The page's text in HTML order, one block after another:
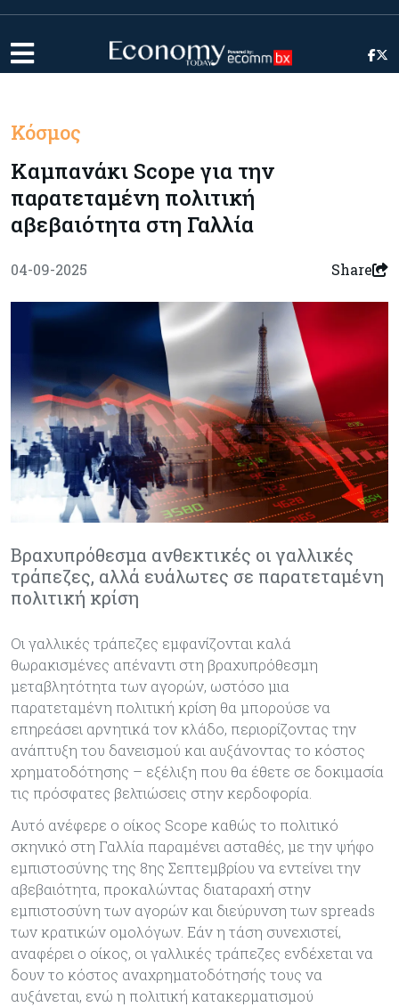
Κόσμος
Καμπανάκι Scope για την
παρατεταμένη πολιτική
αβεβαιότητα στη Γαλλία
04-09-2025 Share
Βραχυπρόθεσμα ανθεκτικές οι γαλλικές
τράπεζες, αλλά ευάλωτες σε παρατεταμένη
πολιτική κρίση
Οι γαλλικές τράπεζες εμφανίζονται καλά
θωρακισμένες απέναντι στη βραχυπρόθεσμη
μεταβλητότητα των αγορών, ωστόσο μια
παρατεταμένη πολιτική κρίση θα μπορούσε να
επηρεάσει αρνητικά τον κλάδο, περιορίζοντας την
ανάπτυξη του δανεισμού και αυξάνοντας το κόστος
χρηματοδότησης – εξέλιξη που θα έθετε σε δοκιμασία
τις πρόσφατες βελτιώσεις στην κερδοφορία.
Αυτό ανέφερε ο οίκος Scope καθώς το πολιτικό
σκηνικό στη Γαλλία παραμένει ασταθές, με την ψήφο
εμπιστοσύνης της 8ης Σεπτεμβρίου να εντείνει την
αβεβαιότητα, προκαλώντας διαταραχή στην
εμπιστοσύνη των αγορών και διεύρυνση των spreads
των κρατικών ομολόγων. Εάν η τάση συνεχιστεί,
αναφέρει ο οίκος, οι γαλλικές τράπεζες ενδέχεται να
δουν το κόστος αναχρηματοδότησής τους να
αυξάνεται, ενώ η πολιτική κατακερματισμού